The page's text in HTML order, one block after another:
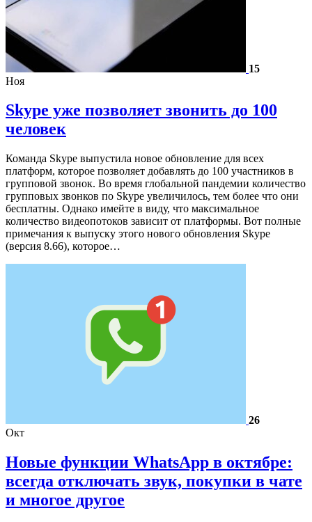
15
Ноя
Skype уже позволяет звонить до 100
человек
Команда Skype выпустила новое обновление для всех
платформ, которое позволяет добавлять до 100 участников в
групповой звонок. Во время глобальной пандемии количество
групповых звонков по Skype увеличилось, тем более что они
бесплатны. Однако имейте в виду, что максимальное
количество видеопотоков зависит от платформы. Вот полные
примечания к выпуску этого нового обновления Skype
(версия 8.66), которое…
26
Окт
Новые функции WhatsApp в октябре:
всегда отключать звук, покупки в чате
и многое другое